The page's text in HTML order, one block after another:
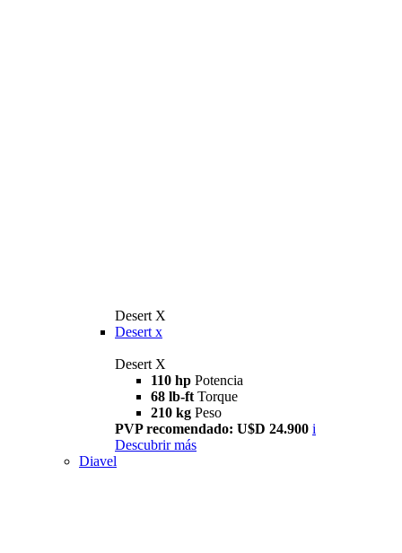
Desert X
Desert x
Desert X
110 hp Potencia
68 lb-ft Torque
210 kg Peso
PVP recomendado: U$D 24.900 i
Descubrir más
Diavel